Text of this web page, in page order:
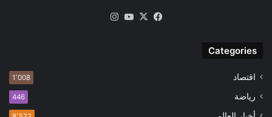
فيسبوك
‫X
‫YouTube
Categories
اقتصاد 1٬008
رياضة 446